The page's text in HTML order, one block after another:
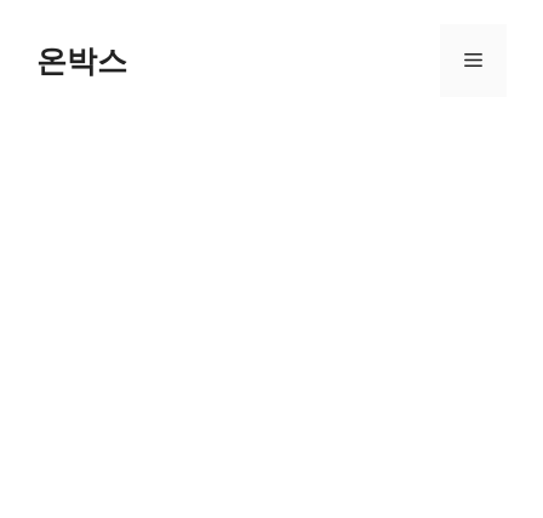
content온박스 Menu